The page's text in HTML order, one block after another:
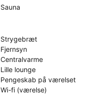
Sauna
Strygebræt
Fjernsyn
Centralvarme
Lille lounge
Pengeskab på værelset
Wi-fi (værelse)